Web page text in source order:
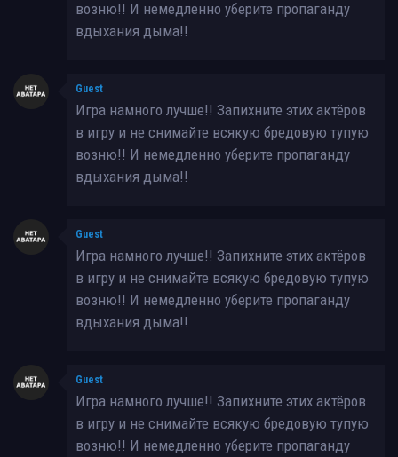
возню!! И немедленно уберите пропаганду
вдыхания дыма!!
Guest
Игра намного лучше!! Запихните этих актёров
в игру и не снимайте всякую бредовую тупую
возню!! И немедленно уберите пропаганду
вдыхания дыма!!
Guest
Игра намного лучше!! Запихните этих актёров
в игру и не снимайте всякую бредовую тупую
возню!! И немедленно уберите пропаганду
вдыхания дыма!!
Guest
Игра намного лучше!! Запихните этих актёров
в игру и не снимайте всякую бредовую тупую
возню!! И немедленно уберите пропаганду